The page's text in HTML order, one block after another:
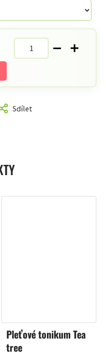
Sdílet
Pleťové tonikum Tea
tree